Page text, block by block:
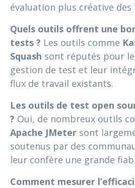
évaluation plus créative
Quels outils offrent une
tests ? Les outils comme
Squash sont réputés pour
gestion de test et leur
flux de travail existants.
Les outils de test open
? Oui, de nombreux outils
Apache JMeter sont
soutenus par des
leur confère une grande
Comment mesurer